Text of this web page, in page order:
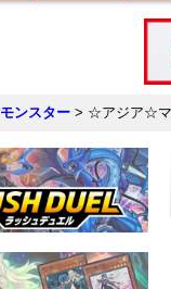
モンスター > ☆アジア☆マ